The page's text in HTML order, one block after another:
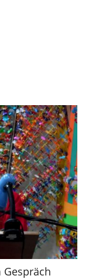
Gespräch